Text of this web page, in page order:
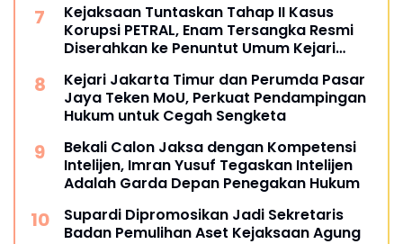
Kejaksaan Tuntaskan Tahap II Kasus
Korupsi PETRAL, Enam Tersangka Resmi
Diserahkan ke Penuntut Umum Kejari
Kejari Jakarta Timur dan Perumda Pasar
Jaya Teken MoU, Perkuat Pendampingan
Hukum untuk Cegah Sengketa
Bekali Calon Jaksa dengan Kompetensi
Intelijen, Imran Yusuf Tegaskan Intelijen
Adalah Garda Depan Penegakan Hukum
Supardi Dipromosikan Jadi Sekretaris
Badan Pemulihan Aset Kejaksaan Agung